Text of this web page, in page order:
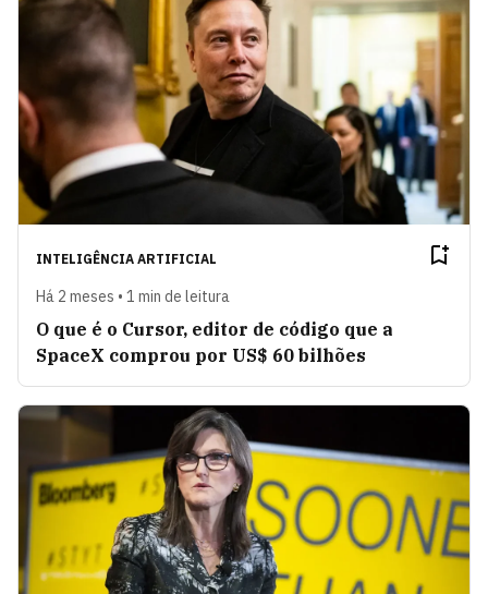
INTELIGÊNCIA ARTIFICIAL
Há 2 meses • 1 min de leitura
O que é o Cursor, editor de código que a
SpaceX comprou por US$ 60 bilhões